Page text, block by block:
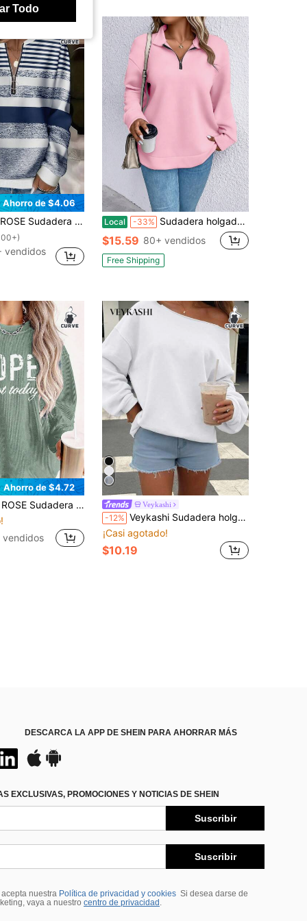
Ahorro de $4.06
y cremallera con estampado de rayas texturizadas para mujer talla grande
vendidos
Local -33% Sudadera holgada de talla grande de unicolor con hombros caídos
$15.59 80+ vendidos
Free Shipping
Ahorro de $4.72
estampado de letras para mujer talla grande, para otoño e invierno
vendidos
Veykashi
-12% Veykashi Sudadera holgada casual de manga larga blanca para mujer talla grande, invierno
¡Casi agotado!
$10.19
DESCARCA LA APP DE SHEIN PARA AHORRAR MÁS
EXCLUSIVAS, PROMOCIONES Y NOTICIAS DE SHEIN
Suscribir
Suscribir
nuestra Política de privacidad y cookies Si desea darse de
vaya a nuestro centro de privacidad .
Todo